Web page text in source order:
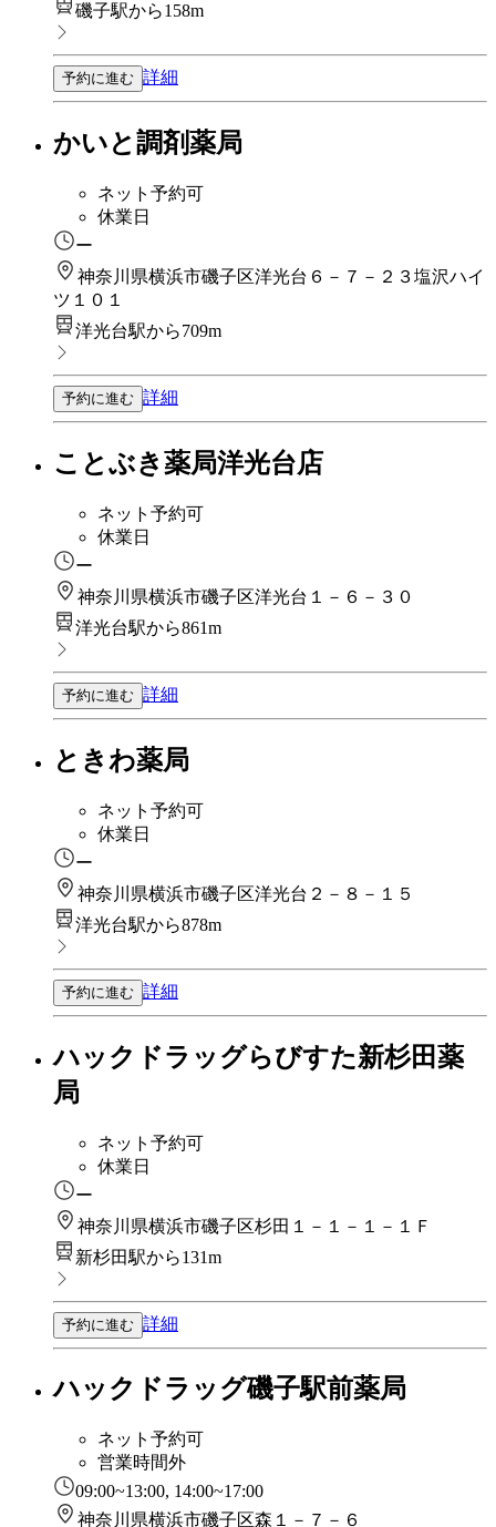
磯子駅から158m
予約に進む 詳細
かいと調剤薬局
ネット予約可
休業日
ー
神奈川県横浜市磯子区洋光台６－７－２３塩沢ハイ
ツ１０１
洋光台駅から709m
予約に進む 詳細
ことぶき薬局洋光台店
ネット予約可
休業日
ー
神奈川県横浜市磯子区洋光台１－６－３０
洋光台駅から861m
予約に進む 詳細
ときわ薬局
ネット予約可
休業日
ー
神奈川県横浜市磯子区洋光台２－８－１５
洋光台駅から878m
予約に進む 詳細
ハックドラッグらびすた新杉田薬
局
ネット予約可
休業日
ー
神奈川県横浜市磯子区杉田１－１－１－１Ｆ
新杉田駅から131m
予約に進む 詳細
ハックドラッグ磯子駅前薬局
ネット予約可
営業時間外
09:00~13:00, 14:00~17:00
神奈川県横浜市磯子区森１－７－６